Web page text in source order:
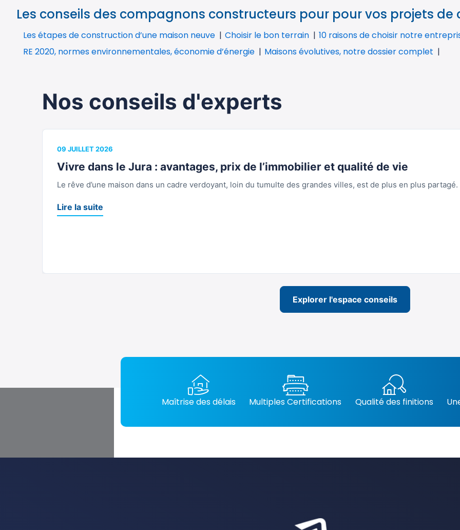
Les conseils des compagnons constructeurs pour pour vos projets
Les étapes de construction d’une maison neuve Choisir le bon terrain
10 raisons de choisir notre
RE 2020, normes environnementales, économie d’énergie
Maisons évolutives, notre dossier complet
Nos conseils d'experts
09 JUILLET 2026
Vivre dans le Jura : avantages, prix de l’immobilier et qualité de vie
Le rêve d’une maison dans un cadre verdoyant, loin du tumulte des grandes villes, est de plus en plus
Lire la suite
Explorer l'espace conseils
Maîtrise des délais Multiples Certifications Qualité des finitions